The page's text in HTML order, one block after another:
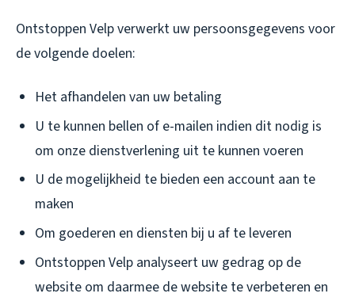
Ontstoppen Velp verwerkt uw persoonsgegevens voor
de volgende doelen:
Het afhandelen van uw betaling
U te kunnen bellen of e-mailen indien dit nodig is
om onze dienstverlening uit te kunnen voeren
U de mogelijkheid te bieden een account aan te
maken
Om goederen en diensten bij u af te leveren
Ontstoppen Velp analyseert uw gedrag op de
website om daarmee de website te verbeteren en